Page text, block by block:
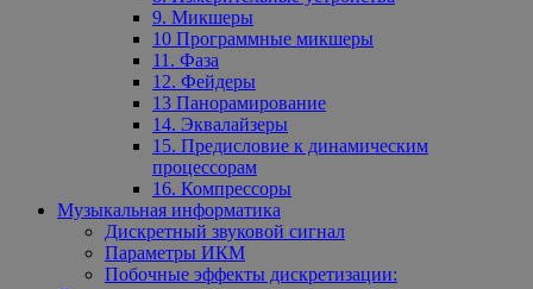
9. Микшеры
10 Программные микшеры
11. Фаза
12. Фейдеры
13 Панорамирование
14. Эквалайзеры
15. Предисловие к динамическим
процессорам
16. Компрессоры
Музыкальная информатика
Дискретный звуковой сигнал
Параметры ИКМ
Побочные эффекты дискретизации: